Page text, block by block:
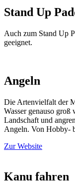
Stand Up
Auch zum Stand Up
geeignet.
Angeln
Die Artenvielfalt der
Wasser genauso
Landschaft und
Angeln. Von Hobby-
Zur Website
Kanu fahren